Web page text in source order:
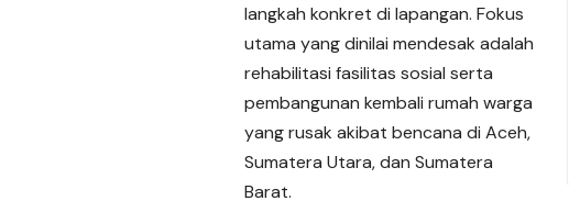
langkah konkret di lapangan. Fokus
utama yang dinilai mendesak adalah
rehabilitasi fasilitas sosial serta
pembangunan kembali rumah warga
yang rusak akibat bencana di Aceh,
Sumatera Utara, dan Sumatera
Barat.